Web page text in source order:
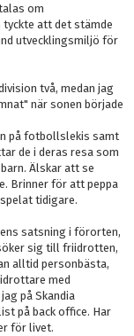
om
tyckte att det stämde
utvecklingsmiljö för
två, medan jag
när sonen började
på fotbollslekis samt
de i deras resa som
Älskar att se
Brinner för att peppa
tidigare.
satsning i förorten,
sig till friidrotten,
alltid personbästa,
med
på Skandia
på back office. Har
för livet.